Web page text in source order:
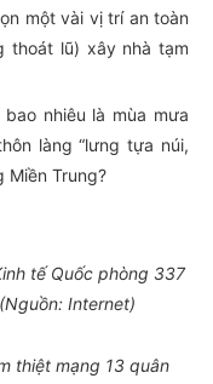
một vài vị trí an toàn
thoát lũ) xây nhà tạm
nhiêu là mùa mưa
làng “lưng tựa núi,
Miền Trung?
tế Quốc phòng 337
Internet)
thiệt mạng 13 quân